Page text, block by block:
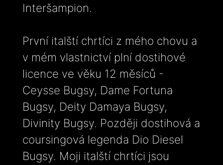
Interšampion.
První italští chrtíci z mého chovu a
v mém vlastnictví plní dostihové
licence ve věku 12 měsíců -
Ceysse Bugsy, Dame Fortuna
Bugsy, Deity Damaya Bugsy,
Divinity Bugsy. Později dostihová a
coursingová legenda Dio Diesel
Bugsy. Moji italští chrtíci jsou